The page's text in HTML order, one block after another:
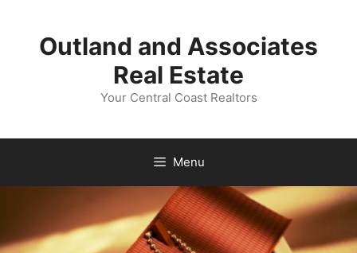
contentOutland and Associates
Real Estate
Your Central Coast Realtors
Menu